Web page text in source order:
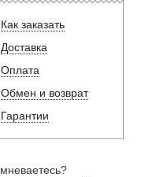
Как заказать
Доставка
Оплата
Обмен и возврат
Гарантии